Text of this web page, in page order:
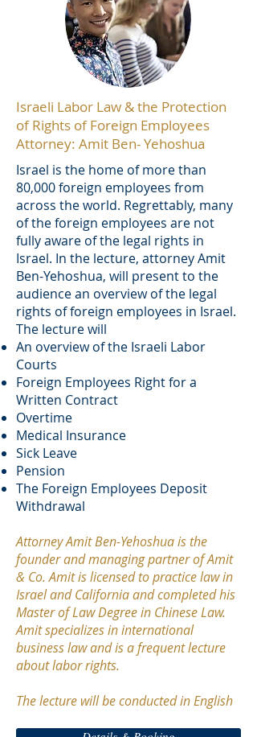
Israeli Labor Law & the Protection
of Rights of Foreign Employees
Attorney: Amit Ben- Yehoshua
Israel is the home of more than
80,000 foreign employees from
across the world. Regrettably, many
of the foreign employees are not
fully aware of the legal rights in
Israel. In the lecture, attorney Amit
Ben-Yehoshua, will present to the
audience an overview of the legal
rights of foreign employees in Israel.
The lecture will
An overview of the Israeli Labor
Courts
Foreign Employees Right for a
Written Contract
Overtime
Medical Insurance
Sick Leave
Pension
The Foreign Employees Deposit
Withdrawal
Attorney Amit Ben-Yehoshua is the
founder and managing partner of Amit
& Co. Amit is licensed to practice law in
Israel and California and completed his
Master of Law Degree in Chinese Law.
Amit specializes in international
business law and is a frequent lecture
about labor rights.
The lecture will be conducted in English